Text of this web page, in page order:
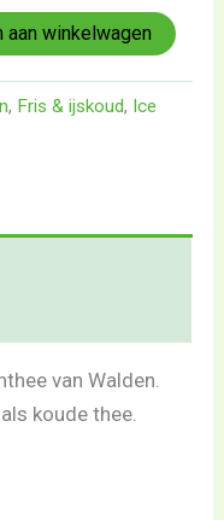
aan winkelwagen
, Fris & ijskoud, Ice
van Walden.
koude thee.